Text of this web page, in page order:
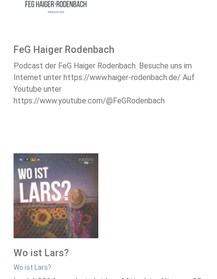
FeG Haiger Rodenbach
Podcast der FeG Haiger Rodenbach. Besuche uns im
Internet unter https://www.haiger-rodenbach.de/ Auf
Youtube unter
https://www.youtube.com/@FeGRodenbach
Wo ist Lars?
Wo ist Lars?